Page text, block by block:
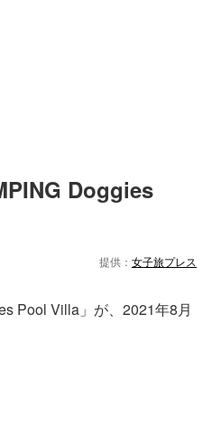
Doggies
提供： 女子旅プレス
Pool Villa」が、2021年8月